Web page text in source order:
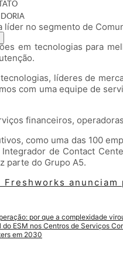
no segmento de
em tecnologias para
líderes de
com uma equipe de
financeiros,
como uma das 100
de Contact
parte do Grupo A5.
anunciam
por que a complexidade
ESM nos Centros de Serviços
em 2030